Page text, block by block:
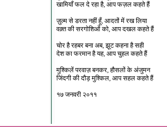
खामियाँ फल दे रहा है, आप फज़ल कहते हैं
ज़ुल्म से डरता नहीं हूँ, आदतों में रख लिया
वक़्त की सरगोशिओं को, आप दखल कहते हैं
चोर है रहबर बना अब, झूट कहना है सही
देश का फरमान है यह, आप चुहल कहते हैं
मुश्किलें परवाज़ बनकर, हौसलों के अंजुमन
जिंदगी की दौड़ मुश्किल, आप सहल कहते हैं
१७ जनवरी २०११